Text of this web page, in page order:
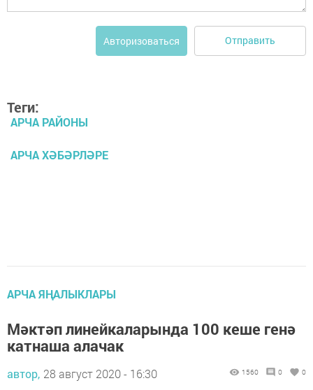
Авторизоваться Отправить
Теги:
АРЧА РАЙОНЫ
АРЧА ХӘБӘРЛӘРЕ
АРЧА ЯҢАЛЫКЛАРЫ
Мәктәп линейкаларында 100 кеше генә
катнаша алачак
автор, 28 август 2020 - 16:30 1560 0 0